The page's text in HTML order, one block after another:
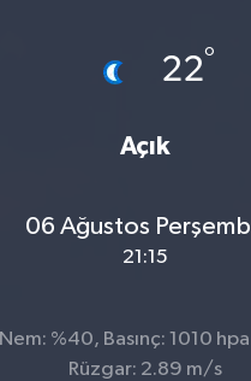
22°
Açık
06 Ağustos
21:15
Nem: %40, Basınç: 1010
Rüzgar: 2.89 m/s